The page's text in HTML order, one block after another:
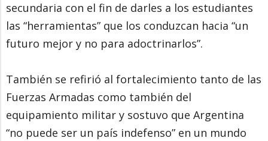
secundaria con el fin de darles a los estudiantes
las “herramientas” que los conduzcan hacia “un
futuro mejor y no para adoctrinarlos”.
También se refirió al fortalecimiento tanto de las
Fuerzas Armadas como también del
equipamiento militar y sostuvo que Argentina
“no puede ser un país indefenso” en un mundo